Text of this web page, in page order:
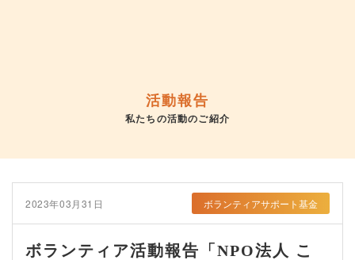
活動報告
私たちの活動のご紹介
2023年03月31日 ボランティアサポート基金
ボランティア活動報告「NPO法人 こ